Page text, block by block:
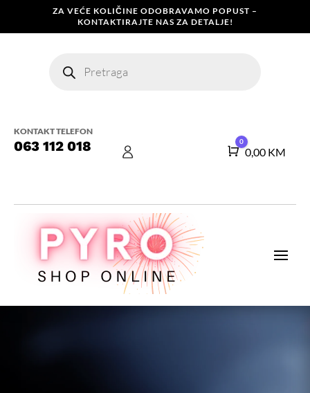
ZA VEĆE KOLIČINE ODOBRAVAMO POPUST –
KONTAKTIRAJTE NAS ZA DETALJE!
search
KONTAKT TELEFON
063 112 018 Košarica
0
0,00 KM